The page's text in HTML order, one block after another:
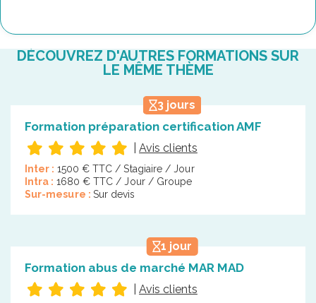
DÉCOUVREZ D'AUTRES FORMATIONS SUR
LE MÊME THÈME
3 jours
Formation préparation certification AMF
Avis clients
Inter : 1500 € TTC / Stagiaire / Jour
Intra : 1680 € TTC / Jour / Groupe
Sur-mesure : Sur devis
1 jour
Formation abus de marché MAR MAD
Avis clients